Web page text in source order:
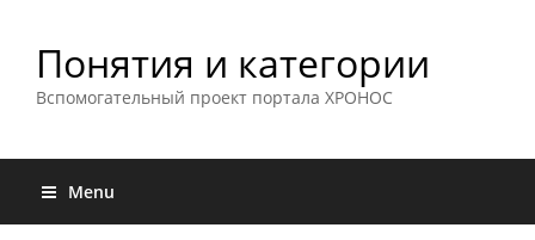
Понятия и категории
Вспомогательный проект портала ХРОНОС
Menu